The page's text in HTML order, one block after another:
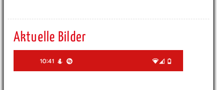
Aktuelle Bilder